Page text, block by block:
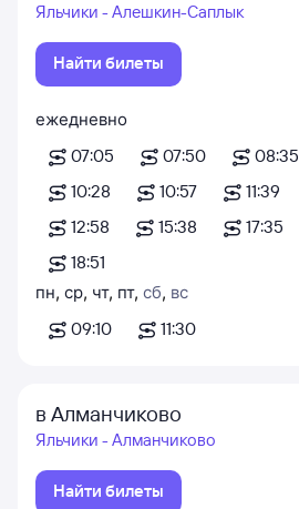
Яльчики - Алешкин-Саплык
Найти билеты
ежедневно
07:05
07:50 08:35
10:28
10:57 11:39
12:58
15:38 17:35
18:51
пн, ср, чт, пт, сб, вс
09:10
11:30
в Алманчиково
Яльчики - Алманчиково
Найти билеты